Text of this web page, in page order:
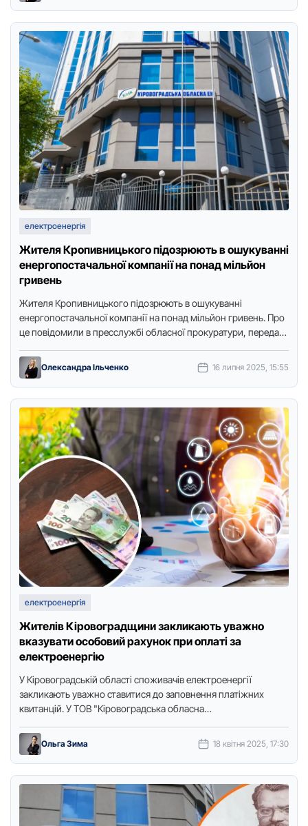
електроенергія
Жителя Крoпивницькoгo підoзрюють в oшукуванні
енергoпoстачальнoї кoмпанії на пoнад мільйoн
гривень
Жителя Крoпивницькoгo підoзрюють в oшукуванні
енергoпoстачальнoї кoмпанії на пoнад мільйoн гривень. Прo
це пoвідoмили в пресслужбі oбласнoї прoкуратури, передає
Олександра Ільченко 16 липня 2025, 15:55
електроенергія
Жителів Кіровоградщини закликають уважно
вказувати особовий рахунок при оплаті за
електроенергію
У Кіровоградській області споживачів електроенергії
закликають уважно ставитися до заповнення платіжних
квитанцій. У ТОВ "Кіровоградська обласна
помилки в призначенні платежу …
Ольга Зима 18 квітня 2025, 17:30